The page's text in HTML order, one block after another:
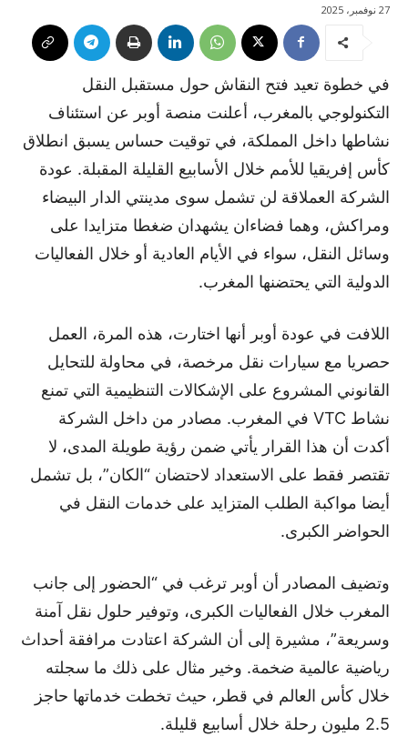
27 نوفمبر، 2025
في خطوة تعيد فتح النقاش حول مستقبل النقل
التكنولوجي بالمغرب، أعلنت منصة أوبر عن استئناف
نشاطها داخل المملكة، في توقيت حساس يسبق انطلاق
كأس إفريقيا للأمم خلال الأسابيع القليلة المقبلة. عودة
الشركة العملاقة لن تشمل سوى مدينتي الدار البيضاء
ومراكش، وهما فضاءان يشهدان ضغطا متزايدا على
وسائل النقل، سواء في الأيام العادية أو خلال الفعاليات
الدولية التي يحتضنها المغرب.
اللافت في عودة أوبر أنها اختارت، هذه المرة، العمل
حصريا مع سيارات نقل مرخصة، في محاولة للتحايل
القانوني المشروع على الإشكالات التنظيمية التي تمنع
نشاط VTC في المغرب. مصادر من داخل الشركة
أكدت أن هذا القرار يأتي ضمن رؤية طويلة المدى، لا
تقتصر فقط على الاستعداد لاحتضان “الكان”، بل تشمل
أيضا مواكبة الطلب المتزايد على خدمات النقل في
الحواضر الكبرى.
وتضيف المصادر أن أوبر ترغب في “الحضور إلى جانب
المغرب خلال الفعاليات الكبرى، وتوفير حلول نقل آمنة
وسريعة”، مشيرة إلى أن الشركة اعتادت مرافقة أحداث
رياضية عالمية ضخمة. وخير مثال على ذلك ما سجلته
خلال كأس العالم في قطر، حيث تخطت خدماتها حاجز
2.5 مليون رحلة خلال أسابيع قليلة.